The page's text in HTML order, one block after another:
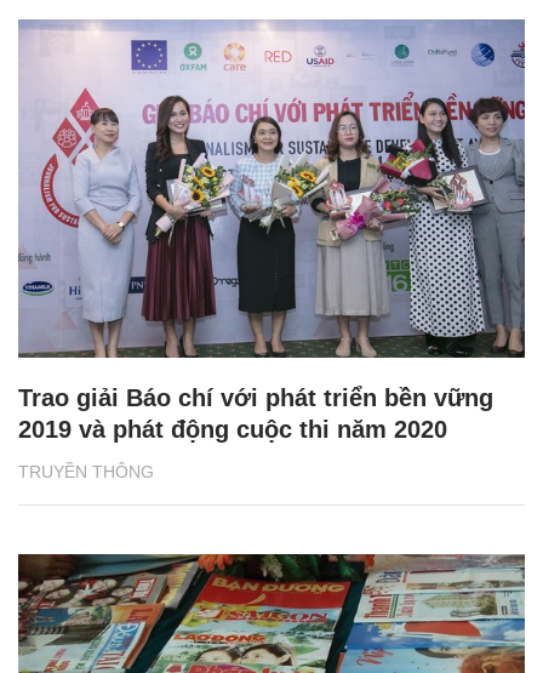
TRUYỀN THÔNG
Trao giải Báo chí với phát triển bền vững
2019 và phát động cuộc thi năm 2020